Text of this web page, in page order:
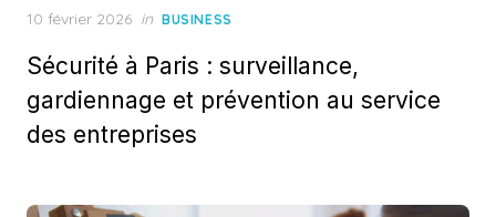
Posted
10 février 2026 in BUSINESS
Sécurité à Paris : surveillance,
gardiennage et prévention au service
des entreprises